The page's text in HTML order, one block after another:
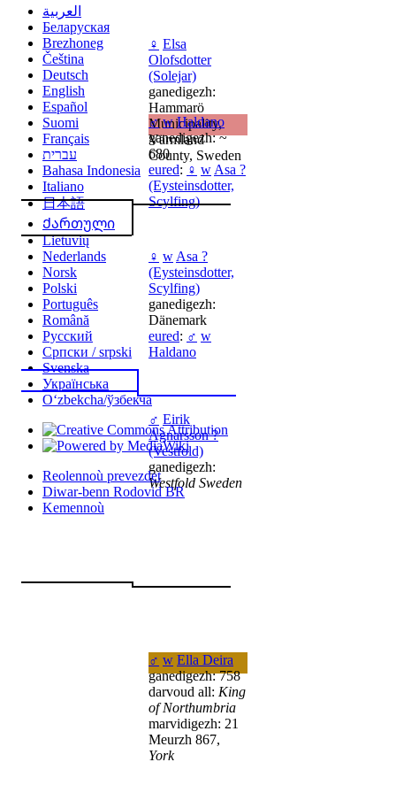
♀ Elsa
Olofsdotter
(Solejar)
ganedigezh:
Hammarö
Municipality,
Värmland
County, Sweden
♂ w Haldano
ganedigezh: ~
680
eured: ♀ w Asa ?
(Eysteinsdotter,
Scylfing)
♀ w Asa ?
(Eysteinsdotter,
Scylfing)
ganedigezh:
Dänemark
eured: ♂ w
Haldano
♂ Eirik
Agnarsson ?
(Vestfold)
ganedigezh:
Westfold Sweden
♂ w Ella Deira
ganedigezh: 758
darvoud all: King
of Northumbria
marvidigezh: 21
Meurzh 867,
York
العربية
Беларуская
Brezhoneg
Čeština
Deutsch
English
Español
Suomi
Français
עברית
Bahasa Indonesia
Italiano
日本語
Ქართული
Lietuvių
Nederlands
Norsk
Polski
Português
Română
Русский
Српски / srpski
Svenska
Українська
Oʻzbekcha/ўзбекча
Reolennoù prevezdet
Diwar-benn Rodovid BR
Kemennoù